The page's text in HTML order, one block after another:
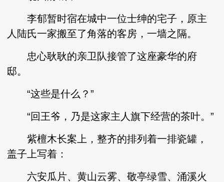
李郁暂时宿在城中一位士绅的宅子，原主
人陆氏一家搬至了角落的客房，一墙之隔。
忠心耿耿的亲卫队接管了这座豪华的府
邸。
“这些是什么？”
“回王爷，乃是这家主人旗下经营的茶叶。”
紫檀木长案上，整齐的排列着一排瓷罐，
盖子上写着：
六安瓜片、黄山云雾、敬亭绿雪、涌溪火